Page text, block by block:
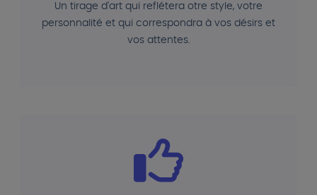
Un tirage d'art qui reflétera otre style, votre
personnalité et qui correspondra à vos désirs et
vos attentes.